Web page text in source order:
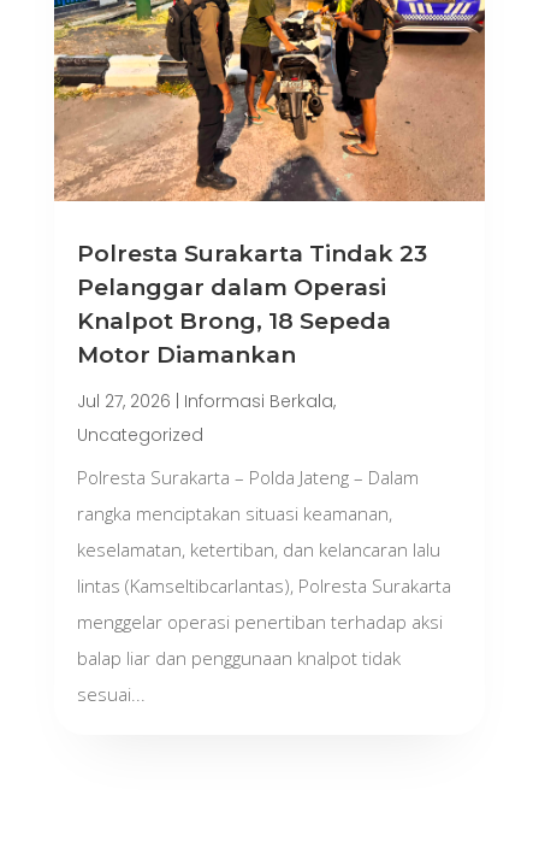
Polresta Surakarta Tindak 23
Pelanggar dalam Operasi
Knalpot Brong, 18 Sepeda
Motor Diamankan
Jul 27, 2026 | Informasi Berkala,
Uncategorized
Polresta Surakarta – Polda Jateng – Dalam
rangka menciptakan situasi keamanan,
keselamatan, ketertiban, dan kelancaran lalu
lintas (Kamseltibcarlantas), Polresta Surakarta
menggelar operasi penertiban terhadap aksi
balap liar dan penggunaan knalpot tidak
sesuai...